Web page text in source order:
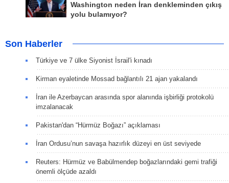
Washington neden İran denkleminden çıkış
yolu bulamıyor?
Son Haberler
Türkiye ve 7 ülke Siyonist İsrail'i kınadı
Kirman eyaletinde Mossad bağlantılı 21 ajan yakalandı
İran ile Azerbaycan arasında spor alanında işbirliği protokolü
imzalanacak
Pakistan'dan “Hürmüz Boğazı” açıklaması
İran Ordusu’nun savaşa hazırlık düzeyi en üst seviyede
Reuters: Hürmüz ve Babülmendep boğazlarındaki gemi trafiği
önemli ölçüde azaldı